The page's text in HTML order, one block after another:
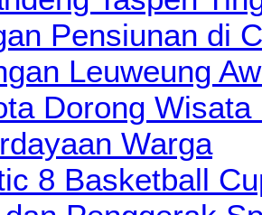
Pensiunan di
Leuweung
Dorong
Warga
8 Basketball